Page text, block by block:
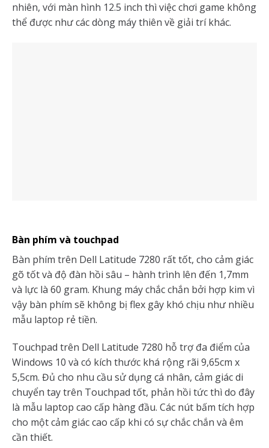
nhiên, với màn hình 12.5 inch thì việc chơi game không
thể được như các dòng máy thiên về giải trí khác.
Bàn phím và touchpad
Bàn phím trên Dell Latitude 7280 rất tốt, cho cảm giác
gõ tốt và độ đàn hồi sâu – hành trình lên đến 1,7mm
và lực là 60 gram. Khung máy chắc chắn bởi hợp kim vì
vậy bàn phím sẽ không bị flex gây khó chịu như nhiều
mẫu laptop rẻ tiền.
Touchpad trên Dell Latitude 7280 hỗ trợ đa điểm của
Windows 10 và có kích thước khá rộng rãi 9,65cm x
5,5cm. Đủ cho nhu cầu sử dụng cá nhân, cảm giác di
chuyển tay trên Touchpad tốt, phản hồi tức thì do đây
là mẫu laptop cao cấp hàng đầu. Các nút bấm tích hợp
cho một cảm giác cao cấp khi có sự chắc chắn và êm
cần thiết.